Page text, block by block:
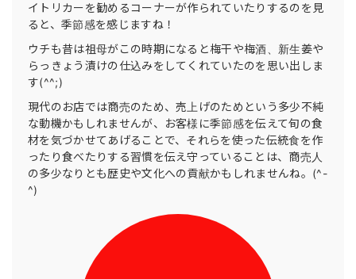
イトリカーを勧めるコーナーが作られていたりするのを見
ると、季節感を感じますね！
ウチも昔は祖母がこの時期になると梅干や梅酒、新生姜や
らっきょう漬けの仕込みをしてくれていたのを思い出しま
す(^^;)
現代のお店では商売のため、売上げのためという多少不純
な動機かもしれませんが、お客様に季節感を伝えて旬の食
材を気づかせてあげることで、それらを使った伝統食を作
ったり食べたりする習慣を伝え守っていることは、商売人
の多少なりとも歴史や文化への貢献かもしれませんね。(^-
^)